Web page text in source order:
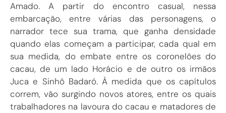
Amado. A partir do encontro casual, nessa
embarcação, entre várias das personagens, o
narrador tece sua trama, que ganha densidade
quando elas começam a participar, cada qual em
sua medida, do embate entre os coronelões do
cacau, de um lado Horácio e de outro os irmãos
Juca e Sinhô Badaró. À medida que os capítulos
correm, vão surgindo novos atores, entre os quais
trabalhadores na lavoura do cacau e matadores de